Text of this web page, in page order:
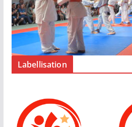
Labellisation